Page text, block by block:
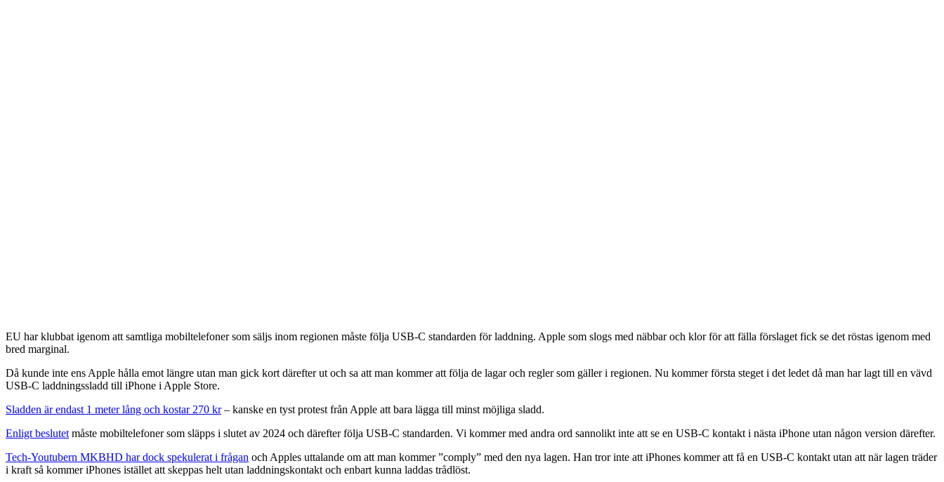
EU har klubbat igenom att samtliga mobiltelefoner som säljs inom regionen måste följa USB-C standarden för laddning. Apple som slogs med näbbar och klor för att fälla förslaget fick se det röstas igenom med
bred marginal.
Då kunde inte ens Apple hålla emot längre utan man gick kort därefter ut och sa att man kommer att följa de lagar och regler som gäller i regionen. Nu kommer första steget i det ledet då man har lagt till en vävd
USB-C laddningssladd till iPhone i Apple Store.
Sladden är endast 1 meter lång och kostar 270 kr– kanske en tyst protest från Apple att bara lägga till minst möjliga sladd.
Enligt beslutet måste mobiltelefoner som släpps i slutet av 2024 och därefter följa USB-C standarden. Vi kommer med andra ord sannolikt inte att se en USB-C kontakt i nästa iPhone utan någon version därefter.
Tech-Youtubern MKBHD har dock spekulerat i frågan och Apples uttalande om att man kommer ”comply” med den nya lagen. Han tror inte att iPhones kommer att få en USB-C kontakt utan att när lagen träder
i kraft så kommer iPhones istället att skeppas helt utan laddningskontakt och enbart kunna laddas trådlöst.